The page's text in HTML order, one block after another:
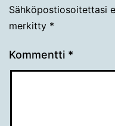
Sähköpostiosoitettasi
merkitty *
Kommentti *